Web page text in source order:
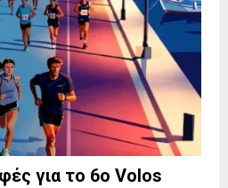
για το 6ο Volos